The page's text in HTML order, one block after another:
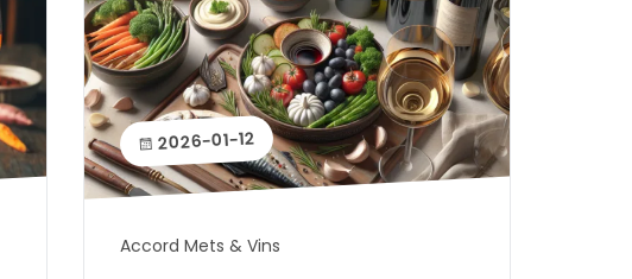
2026-01-12
Accord Mets & Vins